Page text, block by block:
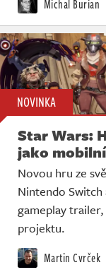
Michal Burian
NOVINKA
Star Wars:
jako
Novou hru ze
Nintendo
gameplay
projektu.
Martin Cvrček